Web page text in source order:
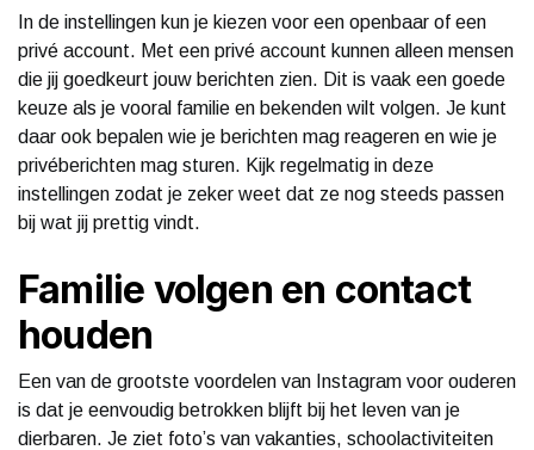
In de instellingen kun je kiezen voor een openbaar of een
privé account. Met een privé account kunnen alleen mensen
die jij goedkeurt jouw berichten zien. Dit is vaak een goede
keuze als je vooral familie en bekenden wilt volgen. Je kunt
daar ook bepalen wie je berichten mag reageren en wie je
privéberichten mag sturen. Kijk regelmatig in deze
instellingen zodat je zeker weet dat ze nog steeds passen
bij wat jij prettig vindt.
Familie volgen en contact
houden
Een van de grootste voordelen van Instagram voor ouderen
is dat je eenvoudig betrokken blijft bij het leven van je
dierbaren. Je ziet foto’s van vakanties, schoolactiviteiten